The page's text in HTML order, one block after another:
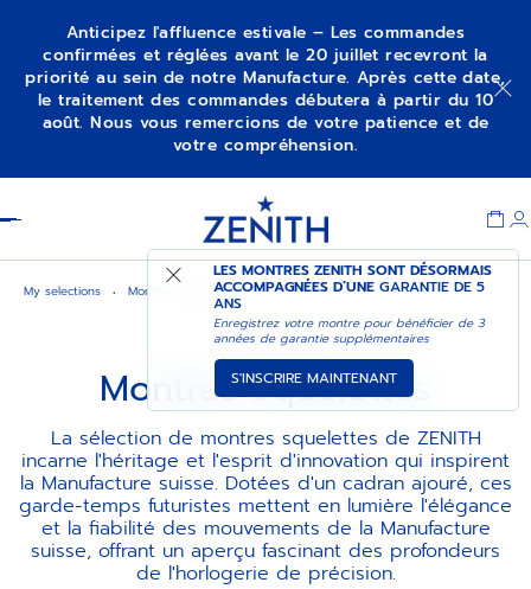
Anticipez l'affluence estivale – Les commandes
confirmées et réglées avant le 20 juillet recevront la
priorité au sein de notre Manufacture. Après cette date,
le traitement des commandes débutera à partir du 10
août. Nous vous remercions de votre patience et de
votre compréhension.
LES MONTRES ZENITH SONT DÉSORMAIS
ACCOMPAGNÉES D’UNEGARANTIE DE 5
ANS
Enregistrez votre montre pour bénéficier de 3
années de garantie supplémentaires
S'INSCRIRE MAINTENANT
My selections Montres squelettes
Montres Squelettes
La sélection de montres squelettes de ZENITH
incarne l'héritage et l'esprit d'innovation qui inspirent
la Manufacture suisse. Dotées d'un cadran ajouré, ces
garde-temps futuristes mettent en lumière l'élégance
et la fiabilité des mouvements de la Manufacture
suisse, offrant un aperçu fascinant des profondeurs
de l'horlogerie de précision.